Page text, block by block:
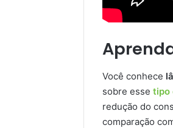
Você conhece
sobre esse tipo
redução do
comparação